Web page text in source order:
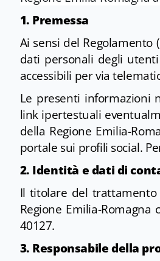
1. Premessa
Ai sensi del
dati personali degli
accessibili per via
Le presenti informazioni
link ipertestuali
della Regione Emilia-
portale sui profili social.
2. Identità e dati di
Il titolare del
Regione Emilia-Romagna
40127.
3. Responsabile della